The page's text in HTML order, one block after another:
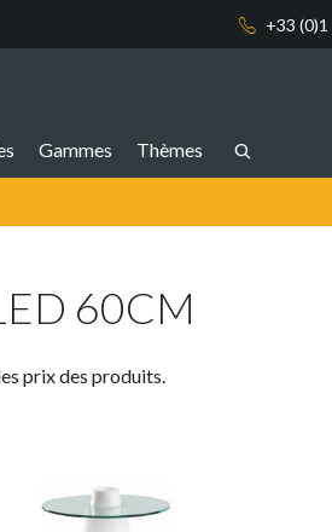
+33
Gammes Thèmes
60CM
prix des produits.